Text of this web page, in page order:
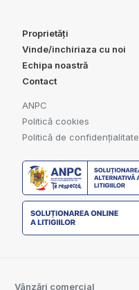
Proprietăți
Vinde/inchiriaza cu noi
Echipa noastră
Contact
ANPC
Politică cookies
Politică de confidențialitate
Vânzări comercial